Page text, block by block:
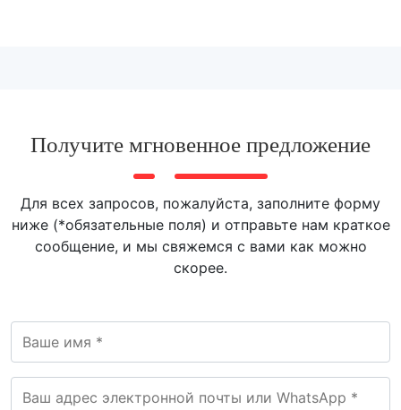
Получите мгновенное предложение
Для всех запросов, пожалуйста, заполните форму
ниже (*обязательные поля) и отправьте нам краткое
сообщение, и мы свяжемся с вами как можно
скорее.